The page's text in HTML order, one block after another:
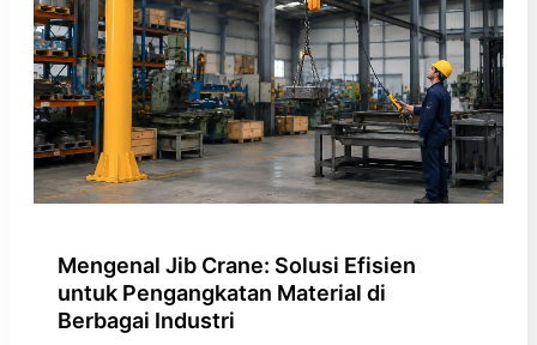
Mengenal Jib Crane: Solusi Efisien
untuk Pengangkatan Material di
Berbagai Industri